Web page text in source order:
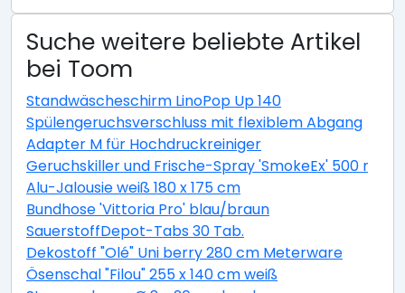
Suche weitere beliebte Artikel
bei Toom
Standwäscheschirm LinoPop Up 140
Spülengeruchsverschluss mit flexiblem Abgang
Adapter M für Hochdruckreiniger
Geruchskiller und Frische-Spray 'SmokeEx' 500 ml
Alu-Jalousie weiß 180 x 175 cm
Bundhose 'Vittoria Pro' blau/braun
SauerstoffDepot-Tabs 30 Tab.
Dekostoff "Olé" Uni berry 280 cm Meterware
Ösenschal "Filou" 255 x 140 cm weiß